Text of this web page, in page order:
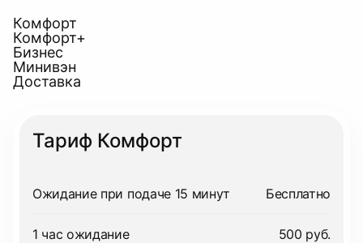
Комфорт
Комфорт+
Бизнес
Минивэн
Доставка
Тариф Комфорт
Ожидание при подаче 15 минут Бесплатно
1 час ожидание 500 руб.